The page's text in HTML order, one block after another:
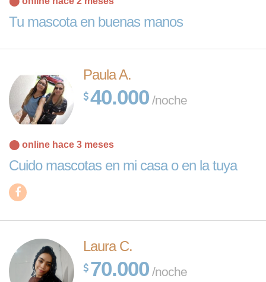
Tu mascota en buenas manos
Paula A.
40.000 /noche
⬤ online hace 3 meses
Cuido mascotas en mi casa o en la tuya
Laura C.
70.000 /noche